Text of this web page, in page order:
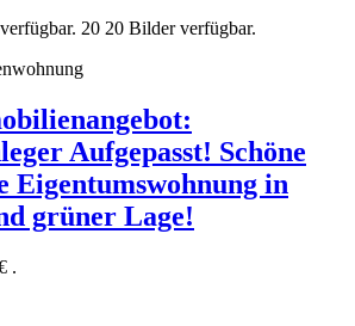
20 20 Bilder verfügbar.
Aufgepasst! Schöne
Eigentumswohnung in
grüner Lage!
.